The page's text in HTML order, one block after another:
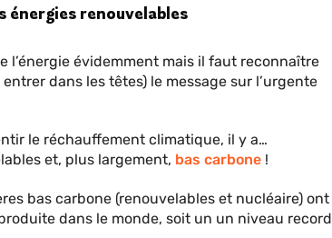
énergies renouvelables
l’énergie évidemment mais il faut reconnaître
dans les têtes) le message sur l’urgente
le réchauffement climatique, il y a…
et, plus largement, bas carbone !
bas carbone (renouvelables et nucléaire) ont
dans le monde, soit un un niveau record